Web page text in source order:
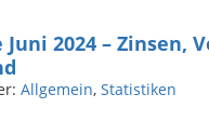
2024 – Zinsen,
Allgemein, Statistiken